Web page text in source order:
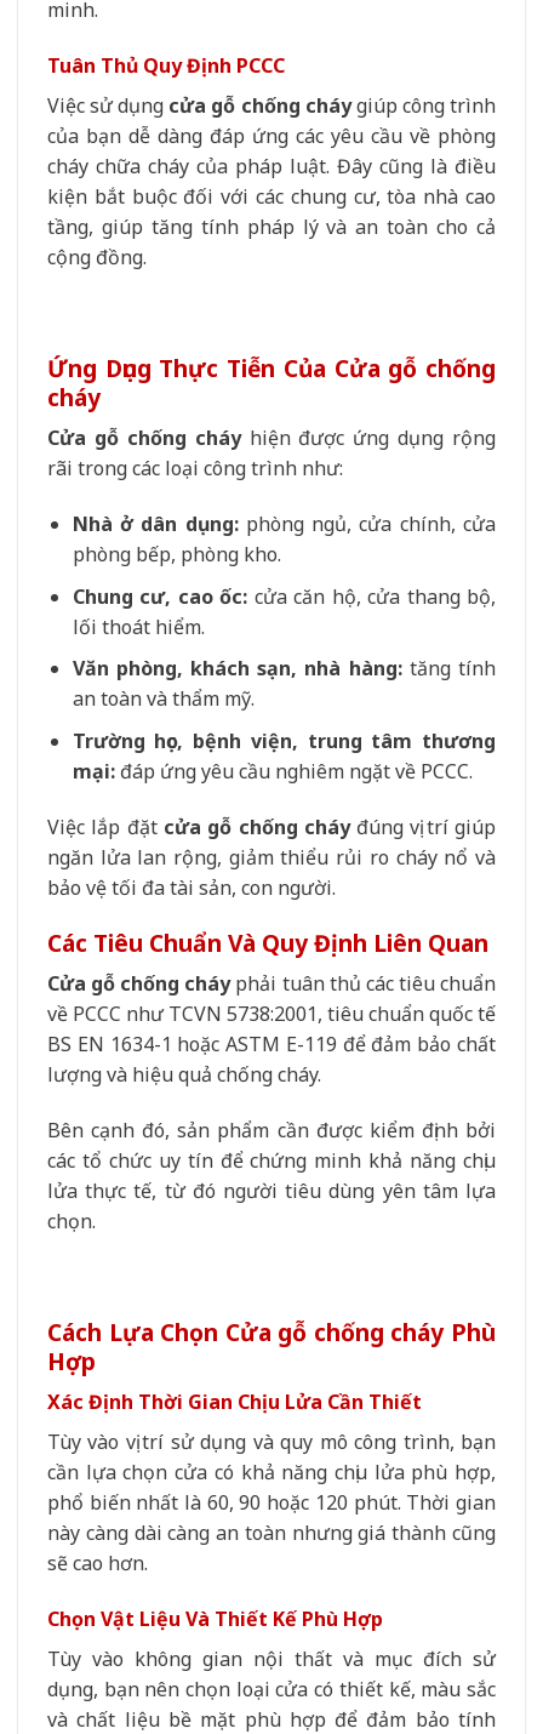
minh.
Tuân Thủ Quy Định PCCC
Việc sử dụng cửa gỗ chống cháygiúp công trình
của bạn dễ dàng đáp ứng các yêu cầu về phòng
cháy chữa cháy của pháp luật. Đây cũng là điều
kiện bắt buộc đối với các chung cư, tòa nhà cao
tầng, giúp tăng tính pháp lý và an toàn cho cả
cộng đồng.
Ứng Dụng Thực Tiễn Của Cửa gỗ chống
cháy
Cửa gỗ chống cháyhiện được ứng dụng rộng
rãi trong các loại công trình như:
Nhà ở dân dụng:phòng ngủ, cửa chính, cửa
phòng bếp, phòng kho.
Chung cư, cao ốc: cửa căn hộ, cửa thang bộ,
lối thoát hiểm.
Văn phòng, khách sạn, nhà hàng:tăng tính
an toàn và thẩm mỹ.
Trường học, bệnh viện, trung tâm thương
mại:đáp ứng yêu cầu nghiêm ngặt về PCCC.
Việc lắp đặt cửa gỗ chống cháyđúng vị trí giúp
ngăn lửa lan rộng, giảm thiểu rủi ro cháy nổ và
bảo vệ tối đa tài sản, con người.
Các Tiêu Chuẩn Và Quy Định Liên Quan
Cửa gỗ chống cháyphải tuân thủ các tiêu chuẩn
về PCCC như TCVN 5738:2001, tiêu chuẩn quốc tế
BS EN 1634-1 hoặc ASTM E-119 để đảm bảo chất
lượng và hiệu quả chống cháy.
Bên cạnh đó, sản phẩm cần được kiểm định bởi
các tổ chức uy tín để chứng minh khả năng chịu
lửa thực tế, từ đó người tiêu dùng yên tâm lựa
chọn.
Cách Lựa Chọn Cửa gỗ chống cháy Phù
Hợp
Xác Định Thời Gian Chịu Lửa Cần Thiết
Tùy vào vị trí sử dụng và quy mô công trình, bạn
cần lựa chọn cửa có khả năng chịu lửa phù hợp,
phổ biến nhất là 60, 90 hoặc 120 phút. Thời gian
này càng dài càng an toàn nhưng giá thành cũng
sẽ cao hơn.
Chọn Vật Liệu Và Thiết Kế Phù Hợp
Tùy vào không gian nội thất và mục đích sử
dụng, bạn nên chọn loại cửa có thiết kế, màu sắc
và chất liệu bề mặt phù hợp để đảm bảo tính